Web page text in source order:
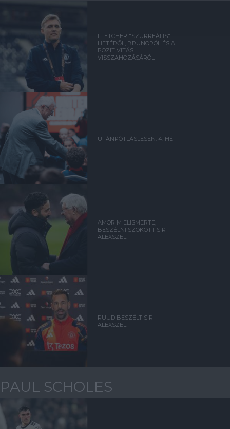
FLETCHER "SZÜRREÁLIS"
HETÉRŐL, BRUNORÓL ÉS A
POZITIVITÁS
VISSZAHOZÁSÁRÓL
UTÁNPÓTLÁSLESEN: 4. HÉT
AMORIM ELISMERTE,
BESZÉLNI SZOKOTT SIR
ALEXSZEL
RUUD BESZÉLT SIR
ALEXSZEL
PAUL SCHOLES